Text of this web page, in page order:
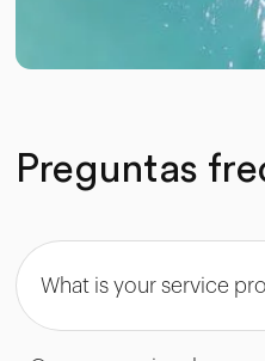
Preguntas
What is your service